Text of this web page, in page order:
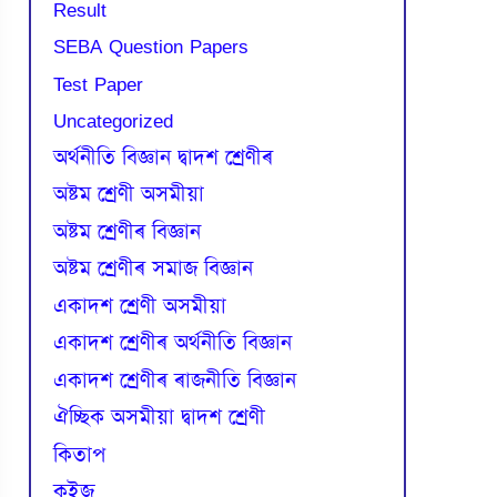
Result
SEBA Question Papers
Test Paper
Uncategorized
অৰ্থনীতি বিজ্ঞান দ্বাদশ শ্ৰেণীৰ
অষ্টম শ্ৰেণী অসমীয়া
অষ্টম শ্ৰেণীৰ বিজ্ঞান
অষ্টম শ্ৰেণীৰ সমাজ বিজ্ঞান
একাদশ শ্ৰেণী অসমীয়া
একাদশ শ্ৰেণীৰ অৰ্থনীতি বিজ্ঞান
একাদশ শ্ৰেণীৰ ৰাজনীতি বিজ্ঞান
ঐচ্ছিক অসমীয়া দ্বাদশ শ্ৰেণী
কিতাপ